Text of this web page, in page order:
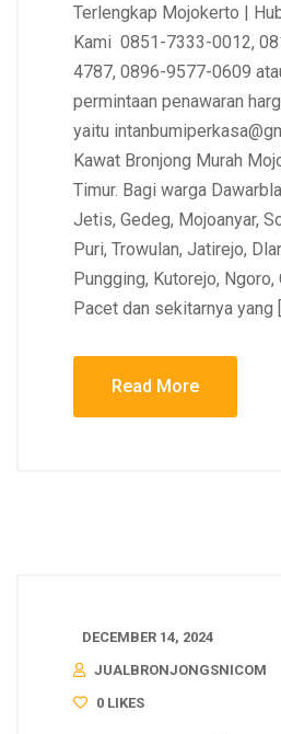
Terlengkap Mojokerto |
Kami 0851-7333-0012,
4787, 0896-9577-0609
permintaan penawaran
yaitu
Kawat Bronjong Murah
Timur. Bagi warga
Jetis, Gedeg, Mojoanyar,
Puri, Trowulan, Jatirejo,
Pungging, Kutorejo, Ngoro,
Pacet dan sekitarnya yang
Read More
DECEMBER 14, 2024
JUALBRONJONGSNICOM
0 LIKES